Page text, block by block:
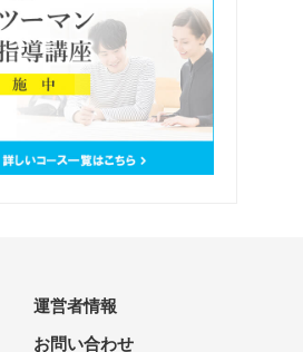
運営者情報
お問い合わせ